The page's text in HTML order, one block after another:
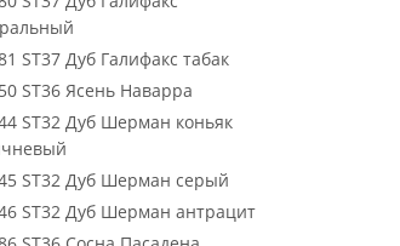
ST37 Дуб Галифакс табак
ST36 Ясень Наварра
ST32 Дуб Шерман коньяк
ST32 Дуб Шерман серый
ST32 Дуб Шерман антрацит